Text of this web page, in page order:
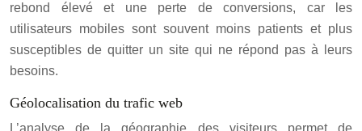
rebond élevé et une perte de conversions, car les
utilisateurs mobiles sont souvent moins patients et plus
susceptibles de quitter un site qui ne répond pas à leurs
besoins.
Géolocalisation du trafic web
L’analyse de la géographie des visiteurs permet de